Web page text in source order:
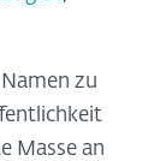
zu
Masse an